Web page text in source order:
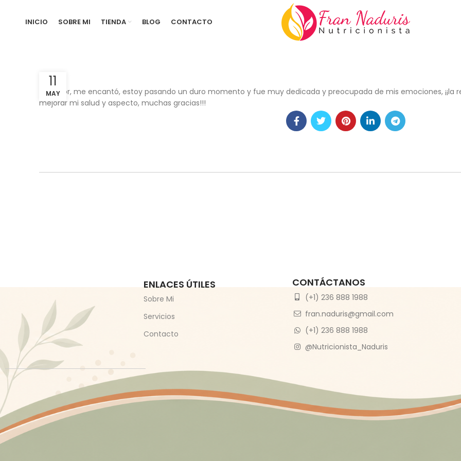
INICIO SOBRE MI TIENDA BLOG CONTACTO
11
MAY
La mejor, me encantó, estoy pasando un duro momento y fue muy dedicada y preocupada de mis emociones,
mejorar mi salud y aspecto, muchas gracias!!!
ENLACES ÚTILES
Sobre Mi
Servicios
Contacto
CONTÁCTANOS
(+1) 236 888 1988
fran.naduris@gmail.com
(+1) 236 888 1988
@Nutricionista_Naduris